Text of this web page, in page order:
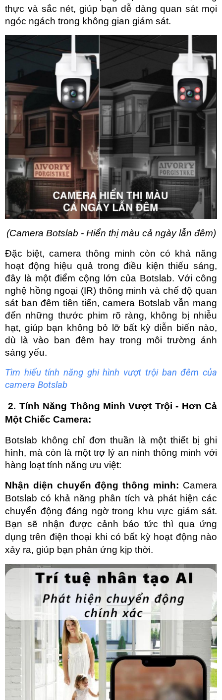
thực và sắc nét, giúp bạn dễ dàng quan sát mọi
ngóc ngách trong không gian giám sát.
(Camera Botslab - Hiển thị màu cả ngày lẫn đêm)
Đặc biệt, camera thông minh còn có khả năng
hoạt động hiệu quả trong điều kiện thiếu sáng,
đây là một điểm cộng lớn của Botslab. Với công
nghệ hồng ngoại (IR) thông minh và chế độ quan
sát ban đêm tiên tiến, camera Botslab vẫn mang
đến những thước phim rõ ràng, không bị nhiễu
hạt, giúp bạn không bỏ lỡ bất kỳ diễn biến nào,
dù là vào ban đêm hay trong môi trường ánh
sáng yếu.
Tìm hiểu tính năng ghi hình vượt trội ban đêm của
camera Botslab
2. Tính Năng Thông Minh Vượt Trội - Hơn Cả
Một Chiếc Camera:
Botslab không chỉ đơn thuần là một thiết bị ghi
hình, mà còn là một trợ lý an ninh thông minh với
hàng loạt tính năng ưu việt:
Nhận diện chuyển động thông minh: Camera
Botslab có khả năng phân tích và phát hiện các
chuyển động đáng ngờ trong khu vực giám sát.
Bạn sẽ nhận được cảnh báo tức thì qua ứng
dụng trên điện thoại khi có bất kỳ hoạt động nào
xảy ra, giúp bạn phản ứng kịp thời.